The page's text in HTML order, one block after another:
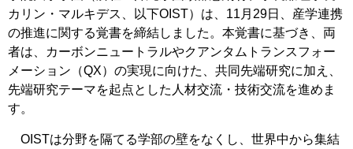
カリン・マルキデス、以下OIST）は、11月29日、産学連携
の推進に関する覚書を締結しました。本覚書に基づき、両
者は、カーボンニュートラルやクアンタムトランスフォー
メーション（QX）の実現に向けた、共同先端研究に加え、
先端研究テーマを起点とした人材交流・技術交流を進めま
す。
OISTは分野を隔てる学部の壁をなくし、世界中から集結